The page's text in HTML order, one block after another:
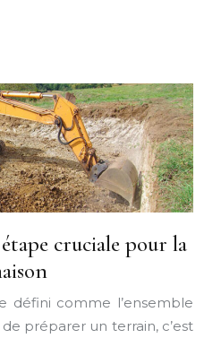
cruciale pour la
défini comme l’ensemble
préparer un terrain, c’est